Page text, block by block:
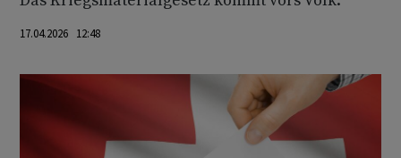
17.04.2026 12:48